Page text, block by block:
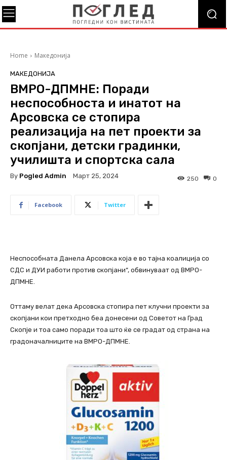
Home Македонија
МАКЕДОНИЈА
ВМРО-ДПМНЕ: Поради
неспособноста и инатот на
Арсовска се стопира
реализација на пет проекти за
скопјани, детски градинки,
училишта и спортска сала
By Pogled Admin Март 25, 2024 0
250
Facebook Twitter
Неспособната Данела Арсовска која е во тајна коалиција со
СДС и ДУИ работи против скопјани“, обвинуваат од ВМРО-
ДПМНЕ.
Оттаму велат дека Арсовска стопира пет клучни проекти за
скопјани кои претходно беа донесени од Советот на Град
Скопје и тоа само поради тоа што ќе се градат од страна на
градоначалниците на ВМРО-ДПМНЕ.